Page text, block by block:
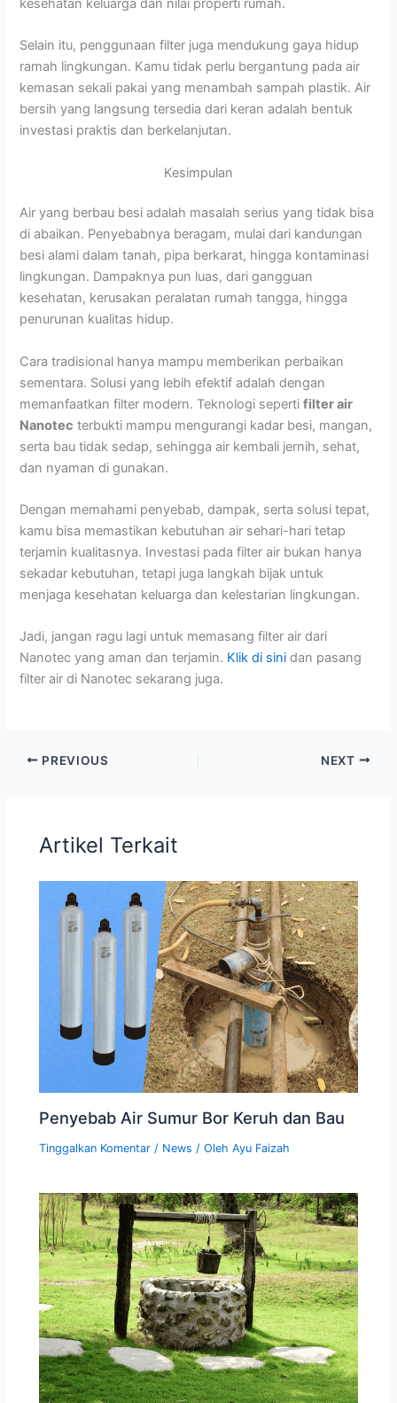
kesehatan keluarga dan nilai properti rumah.
Selain itu, penggunaan filter juga mendukung gaya hidup
ramah lingkungan. Kamu tidak perlu bergantung pada air
kemasan sekali pakai yang menambah sampah plastik. Air
bersih yang langsung tersedia dari keran adalah bentuk
investasi praktis dan berkelanjutan.
Kesimpulan
Air yang berbau besi adalah masalah serius yang tidak bisa
di abaikan. Penyebabnya beragam, mulai dari kandungan
besi alami dalam tanah, pipa berkarat, hingga kontaminasi
lingkungan. Dampaknya pun luas, dari gangguan
kesehatan, kerusakan peralatan rumah tangga, hingga
penurunan kualitas hidup.
Cara tradisional hanya mampu memberikan perbaikan
sementara. Solusi yang lebih efektif adalah dengan
memanfaatkan filter modern. Teknologi sepertifilter air
Nanotec terbukti mampu mengurangi kadar besi, mangan,
serta bau tidak sedap, sehingga air kembali jernih, sehat,
dan nyaman di gunakan.
Dengan memahami penyebab, dampak, serta solusi tepat,
kamu bisa memastikan kebutuhan air sehari-hari tetap
terjamin kualitasnya. Investasi pada filter air bukan hanya
sekadar kebutuhan, tetapi juga langkah bijak untuk
menjaga kesehatan keluarga dan kelestarian lingkungan.
Jadi, jangan ragu lagi untuk memasang filter air dari
Nanotec yang aman dan terjamin. Klik di sini dan pasang
filter air di Nanotec sekarang juga.
PREVIOUS NEXT
Artikel Terkait
Penyebab Air Sumur Bor Keruh dan Bau
Tinggalkan Komentar / News / OlehAyu Faizah